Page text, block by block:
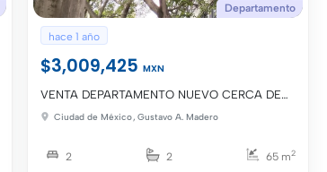
Departamento
hace 1 año
$3,009,425MXN
VENTA DEPARTAMENTO NUEVO CERCA DE
METRO POTRERO SIN ESTACIONAMIENTO
Ciudad de México, Gustavo A. Madero
2 2 65 m2